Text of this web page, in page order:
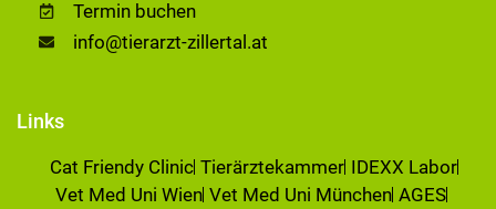
Termin buchen
info@tierarzt-zillertal.at
Links
Cat Friendy Clinic Tierärztekammer IDEXX Labor
Vet Med Uni Wien Vet Med Uni München AGES